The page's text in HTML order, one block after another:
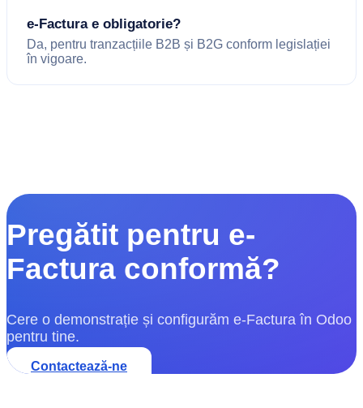
e-Factura e obligatorie?
Da, pentru tranzacțiile B2B și B2G conform legislației
în vigoare.
Pregătit pentru e-
Factura conformă?
Cere o demonstrație și configurăm e-Factura în Odoo
pentru tine.
Contactează-ne